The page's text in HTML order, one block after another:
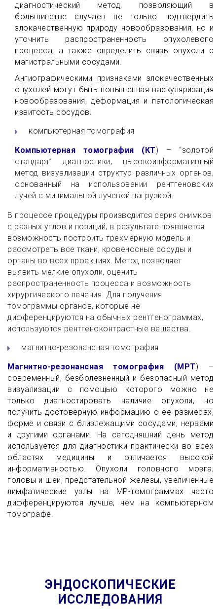
диагностический метод, позволяющий в
большинстве случаев не только подтвердить
злокачественную природу новообразования, но и
уточнить распространенность опухолевого
процесса, а также определить связь опухоли с
магистральными сосудами.
Ангиографическими признаками злокачественных
опухолей могут быть повышенная васкуляризация
новообразования, деформация и патологическая
извитость сосудов.
компьютерная томография
Компьютерная томография (КТ) – “золотой
стандарт” диагностики, высокоинформативный
метод визуализации структур различных органов,
основанный на использовании рентгеновских
лучей с минимальной лучевой нагрузкой.
В процессе процедуры производится серия снимков
с разных углов и позиций, в результате появляется
возможность построить трехмерную модель и
рассмотреть все ткани, кровеносные сосуды и
органы во всех проекциях. Метод позволяет
выявить мелкие опухоли, оценить
распространенность процесса и возможность
хирургического лечения. Для получения
томограммы органов, которые не
дифференцируются на обычных рентгенограммах,
используются рентгеноконтрастные вещества.
магнитно-резонансная томография
Магнитно-резонансная томография (МРТ) –
современный, безболезненный и безопасный метод
визуализации с помощью которого можно не
только диагностировать наличие опухоли, но
получить достоверную информацию о ее размерах,
форме и связи с близлежащими сосудами, нервами
и другими органами. На сегодняшний день метод
используется для диагностики практически во всех
областях медицины и отличается высокой
информативностью. Опухоли головного мозга,
головы и шеи, предстательной железы, увеличенные
лимфатические узлы на МР-томограммах часто
дифференцируются лучше, чем на компьютерном
томографе.
ЭНДОСКОПИЧЕСКИЕ
ИССЛЕДОВАНИЯ